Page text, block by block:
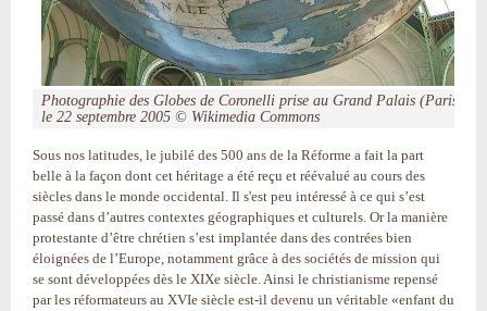
Photographie des Globes de Coronelli prise au Grand Palais (Paris)
le 22 septembre 2005 © Wikimedia Commons
Sous nos latitudes, le jubilé des 500 ans de la Réforme a fait la part
belle à la façon dont cet héritage a été reçu et réévalué au cours des
siècles dans le monde occidental. Il s'est peu intéressé à ce qui s’est
passé dans d’autres contextes géographiques et culturels. Or la manière
protestante d’être chrétien s’est implantée dans des contrées bien
éloignées de l’Europe, notamment grâce à des sociétés de mission qui
se sont développées dès le XIXe siècle. Ainsi le christianisme repensé
par les réformateurs au XVIe siècle est-il devenu un véritable «enfant du